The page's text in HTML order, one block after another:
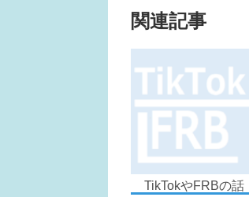
関連記事
TikTokやFRBの話